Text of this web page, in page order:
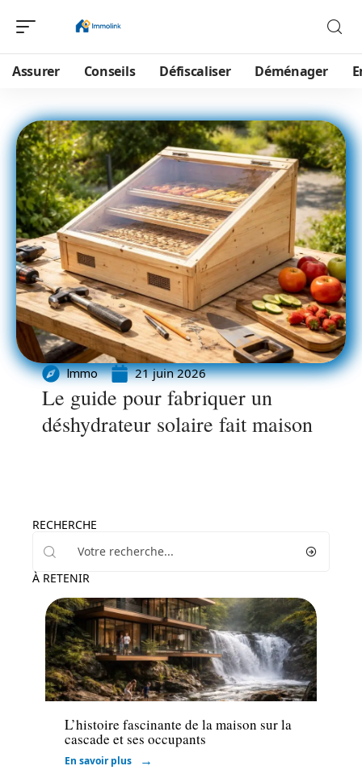
Assurer Conseils Défiscaliser Déménager
Immo 21 juin 2026
Le guide pour fabriquer un
déshydrateur solaire fait maison
RECHERCHE
À RETENIR
Conseils
L’histoire fascinante de la maison sur la
cascade et ses occupants
En savoir plus